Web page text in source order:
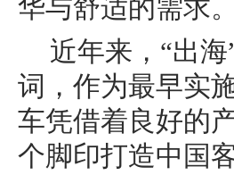
华与舒适的需求。
近年来，“出
词，作为最早实
车凭借着良好的
个脚印打造中国